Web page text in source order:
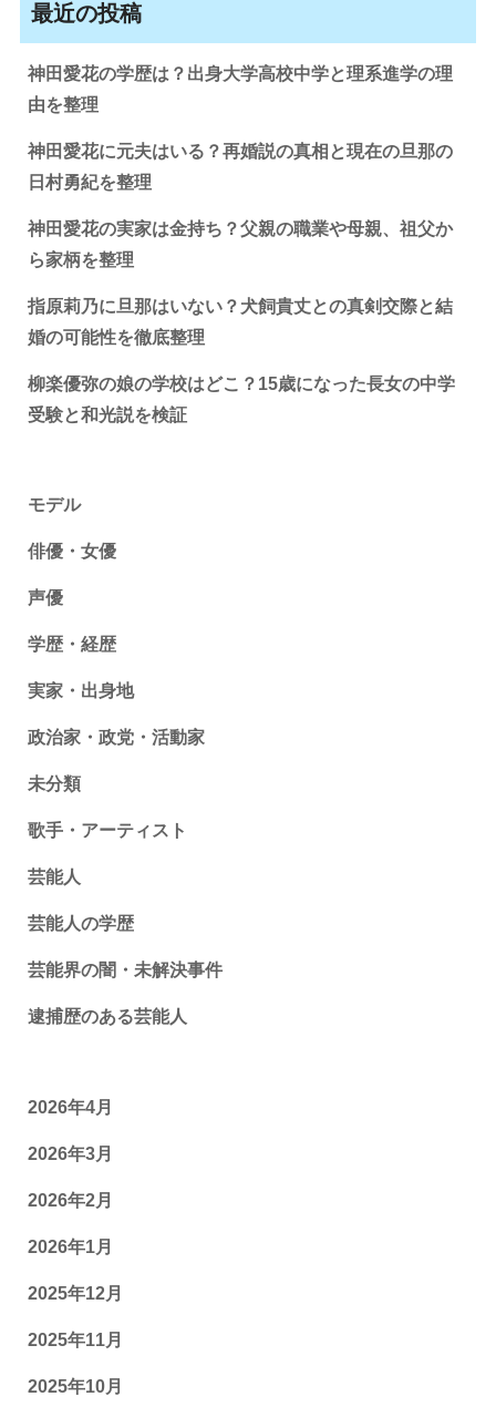
最近の投稿
神田愛花の学歴は？出身大学高校中学と理系進学の理
由を整理
神田愛花に元夫はいる？再婚説の真相と現在の旦那の
日村勇紀を整理
神田愛花の実家は金持ち？父親の職業や母親、祖父か
ら家柄を整理
指原莉乃に旦那はいない？犬飼貴丈との真剣交際と結
婚の可能性を徹底整理
柳楽優弥の娘の学校はどこ？15歳になった長女の中学
受験と和光説を検証
モデル
俳優・女優
声優
学歴・経歴
実家・出身地
政治家・政党・活動家
未分類
歌手・アーティスト
芸能人
芸能人の学歴
芸能界の闇・未解決事件
逮捕歴のある芸能人
2026年4月
2026年3月
2026年2月
2026年1月
2025年12月
2025年11月
2025年10月